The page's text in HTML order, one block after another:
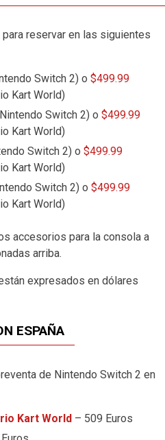
reservar en las siguientes
Switch 2) o $499.99
Kart World)
Switch 2) o $499.99
Kart World)
Switch 2) o $499.99
Kart World)
Switch 2) o $499.99
Kart World)
accesorios para la consola a
arriba.
expresados en dólares
ESPAÑA
de Nintendo Switch 2 en
Kart World – 509 Euros